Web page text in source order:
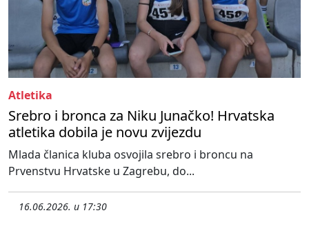
Atletika
Srebro i bronca za Niku Junačko! Hrvatska
atletika dobila je novu zvijezdu
Mlada članica kluba osvojila srebro i broncu na
Prvenstvu Hrvatske u Zagrebu, do...
16.06.2026. u 17:30